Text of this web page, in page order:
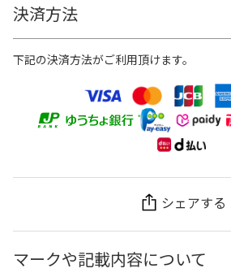
決済方法
下記の決済方法がご利用頂けます。
シェアする
マークや記載内容について